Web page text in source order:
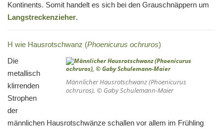
Kontinents. Somit handelt es sich bei den Grauschnäppern um
Langstreckenzieher.
H wie Hausrotschwanz (Phoenicurus ochruros)
Männlicher Hausrotschwanz (Phoenicurus
ochruros), © Gaby Schulemann-Maier
Die
metallisch
klirrenden
Strophen
der
männlichen Hausrotschwänze schallen vor allem im Frühling